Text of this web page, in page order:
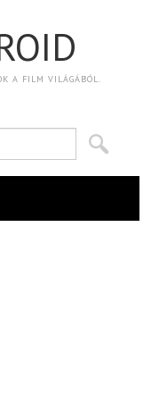
A FILM VILÁGÁBÓL.